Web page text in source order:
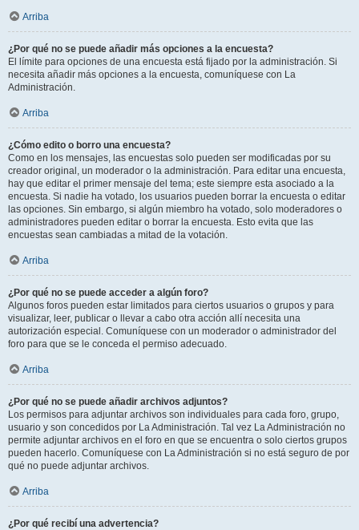
Arriba
¿Por qué no se puede añadir más opciones a la encuesta?
El límite para opciones de una encuesta está fijado por la administración. Si
necesita añadir más opciones a la encuesta, comuníquese con La
Administración.
Arriba
¿Cómo edito o borro una encuesta?
Como en los mensajes, las encuestas solo pueden ser modificadas por su
creador original, un moderador o la administración. Para editar una encuesta,
hay que editar el primer mensaje del tema; este siempre esta asociado a la
encuesta. Si nadie ha votado, los usuarios pueden borrar la encuesta o editar
las opciones. Sin embargo, si algún miembro ha votado, solo moderadores o
administradores pueden editar o borrar la encuesta. Esto evita que las
encuestas sean cambiadas a mitad de la votación.
Arriba
¿Por qué no se puede acceder a algún foro?
Algunos foros pueden estar limitados para ciertos usuarios o grupos y para
visualizar, leer, publicar o llevar a cabo otra acción allí necesita una
autorización especial. Comuníquese con un moderador o administrador del
foro para que se le conceda el permiso adecuado.
Arriba
¿Por qué no se puede añadir archivos adjuntos?
Los permisos para adjuntar archivos son individuales para cada foro, grupo,
usuario y son concedidos por La Administración. Tal vez La Administración no
permite adjuntar archivos en el foro en que se encuentra o solo ciertos grupos
pueden hacerlo. Comuníquese con La Administración si no está seguro de por
qué no puede adjuntar archivos.
Arriba
¿Por qué recibí una advertencia?